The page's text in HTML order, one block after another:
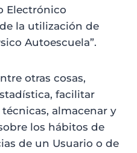
Electrónico
la utilización de
Autoescuela”.
otras cosas,
facilitar
almacenar y
los hábitos de
de un Usuario o de